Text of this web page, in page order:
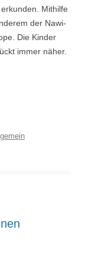
Mithilfe
der Nawi-
Die Kinder
immer näher.